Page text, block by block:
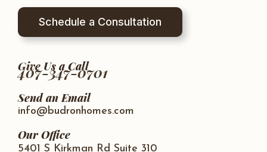
Schedule a Consultation
Give Us a Call
407-347-0701
Send an Email
info@budronhomes.com
Our Office
5401 S Kirkman Rd Suite 310